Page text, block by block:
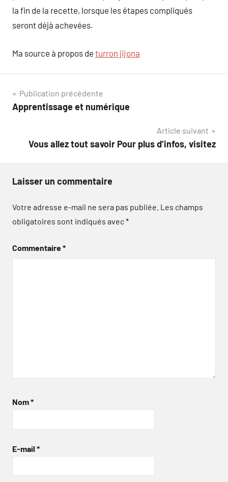
la fin de la recette, lorsque les étapes compliqués
seront déjà achevées.
Ma source à propos de turron jijona
Navigation
de
Publication précédente
Apprentissage et numérique
Article suivant
Vous allez tout savoir Pour plus d’infos, visitez
Laisser un commentaire
Votre adresse e-mail ne sera pas publiée. Les champs
obligatoires sont indiqués avec*
Commentaire*
Nom*
E-mail *